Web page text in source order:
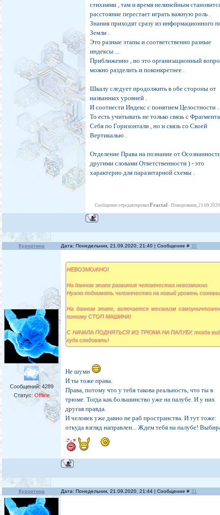
стихиями , там и время нелинейным
расстояние перестает играть важную роль .
Знания приходят сразу из информационного
Земли .
Это разные этапы и соответственно разные
индексы ...
Приближенно , но это организационный
можно разделить и поконкретнее .
Шкалу следует продолжить в обе стороны от
названных уровней .
И соотнести Индекс с понятием Целостности .
То есть учитывать не только связь с
Себя по Горизонтали , но и связь со Своей
Вертикалью .
Отделение Права на познание от
другими словами Ответственности ) - это
характерно для паразитарной схемы .
Сообщение отредактировалFractal -Понедельник,
Курортина Дата: Понедельник, 21.09.2020, 21:40 | Сообщение #30
Сообщений: 4289
Статус: Offline
НЕВОЗМОЖНО!
На данном этапе развития человечества невозможно.
Нужно поднимать человечество на новый уровень
На данном этапе, включается механизм
потому СТОП МАШИНА!
С НАЧАЛА ПОДНЯТЬСЯ ИЗ ТРЮМА НА ПАЛУБУ, тогда
куда следовать!
Не шуми
И ты тоже права.
Права, потому что у тебя такова реальность, что ты в
трюме. Тогда как большинство уже на палубе. И у них
другая правда.
И человек уже давно не раб пространства. И тут тоже:
откуда взгляд направлен... Ждем тебя на палубе!
Курортина Дата: Понедельник, 21.09.2020, 21:44 | Сообщение #31